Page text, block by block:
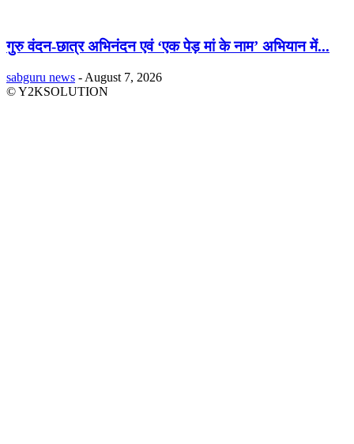
गुरु वंदन-छात्र अभिनंदन एवं ‘एक पेड़ मां के नाम’ अभियान में...
sabguru news - August 7, 2026
© Y2KSOLUTION